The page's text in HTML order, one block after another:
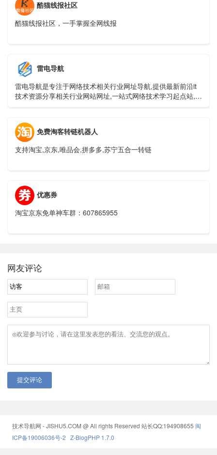
酷猫线报社区
酷猫线报社区，一手掌握全网线报
雷电导航
雷电导航是专注于网络技术相关行业网址导航,提供最新前沿it
技术资源分享相关行业网站网址,一站式网络技术学习起点站,用
免费淘客转链机器人
支持淘宝,京东,唯品会,拼多多,苏宁五合一转链
优惠券
淘宝京东免单神车群：607865955
网友评论
提交评论
技术导航网 - JISHU5.COM @ All rights Reserved 站长QQ:194908655 闽
ICP备19006036号-2 Z-BlogPHP 1.7.0